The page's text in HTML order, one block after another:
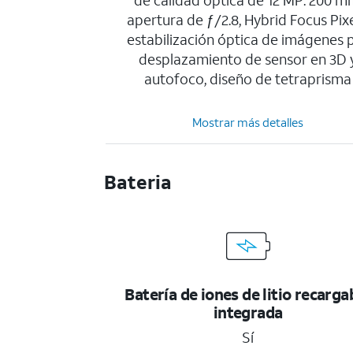
apertura de ƒ/2.8, Hybrid Focus
estabilización óptica de imágenes
desplazamiento de sensor en 3D
autofoco, diseño de tetraprisma
Mostrar más detalles
Bateria
Batería de iones de litio
integrada
Sí